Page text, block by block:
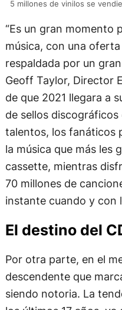
5 millones de vinilos se
“Es un gran momento
música, con una
respaldada por un
Geoff Taylor, Director
de que 2021 llegara a
de sellos
talentos, los fanáticos
la música que más les
cassette, mientras
70 millones de
instante cuando y con
El destino del
Por otra parte, en el
descendente que
siendo notoria. La